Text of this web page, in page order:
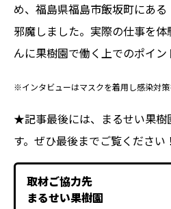
め、福島県福島市飯坂町にあ
邪魔しました。実際の仕事を
んに果樹園で働く上でのポイン
※インタビューはマスクを着用し感染対策
★記事最後には、まるせい果樹
す。ぜひ最後までご覧ください！
取材ご協力先
まるせい果樹園